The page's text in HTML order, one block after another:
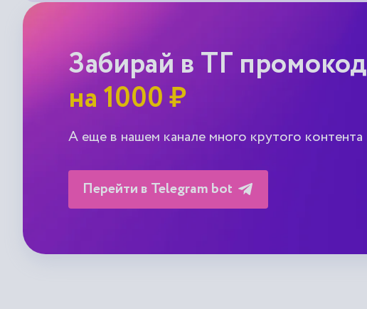
Забирай в ТГ промокод
на 1000 ₽
А еще в нашем канале много крутого контента
Перейти в Telegram bot